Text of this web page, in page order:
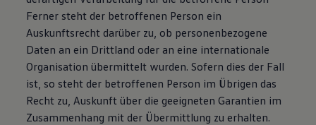
Ferner steht der betroffenen Person ein
Auskunftsrecht darüber zu, ob personenbezogene
Daten an ein Drittland oder an eine internationale
Organisation übermittelt wurden. Sofern dies der Fall
ist, so steht der betroffenen Person im Übrigen das
Recht zu, Auskunft über die geeigneten Garantien im
Zusammenhang mit der Übermittlung zu erhalten.